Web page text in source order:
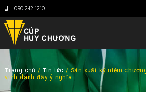
090 242 1210
Trang chủ / Tin tức / Sản xuất kỷ niệm
vinh danh đầy ý nghĩa